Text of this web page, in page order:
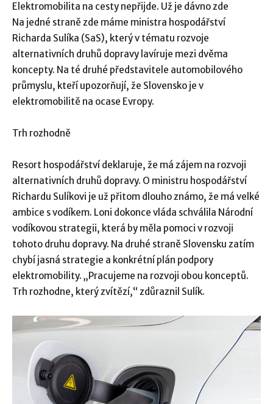
Elektromobilita na cesty nepřijde. Už je dávno zde
Na jedné straně zde máme ministra hospodářství
Richarda Sulíka (SaS), který v tématu rozvoje
alternativních druhů dopravy lavíruje mezi dvěma
koncepty. Na té druhé představitele automobilového
průmyslu, kteří upozorňují, že Slovensko je v
elektromobilitě na ocase Evropy.
Trh rozhodně
Resort hospodářství deklaruje, že má zájem na rozvoji
alternativních druhů dopravy. O ministru hospodářství
Richardu Sulíkovi je už přitom dlouho známo, že má velké
ambice s vodíkem. Loni dokonce vláda schválila Národní
vodíkovou strategii, která by měla pomoci v rozvoji
tohoto druhu dopravy. Na druhé straně Slovensku zatím
chybí jasná strategie a konkrétní plán podpory
elektromobility. „Pracujeme na rozvoji obou konceptů.
Trh rozhodne, který zvítězí,“ zdůraznil Sulík.